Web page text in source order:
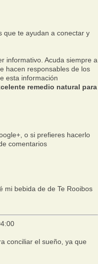
que te ayudan a conectar y
informativo. Acuda siempre a
hacen responsables de los
esta información
remedio natural para
o si prefieres hacerlo
comentarios
mi bebida de de Te Rooibos
conciliar el sueño, ya que